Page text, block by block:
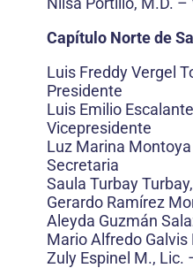
Capítulo Norte de
Luis Freddy Vergel
Presidente
Luis Emilio
Vicepresidente
Luz Marina
Secretaria
Saula Turbay
Gerardo Ramírez
Aleyda Guzmán
Mario Alfredo Galvis
Zuly Espinel M., Lic.